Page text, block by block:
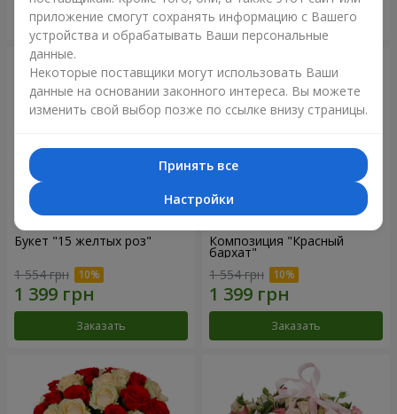
Заказать Заказать
Букет "15 желтых роз"
1 554 грн
Заказать
Композиция "Красный
бархат"
1 554 грн
Заказать
приложение смогут сохранять информацию с Вашего
устройства и обрабатывать Ваши персональные
данные.
Некоторые поставщики могут использовать Ваши
данные на основании законного интереса. Вы можете
изменить свой выбор позже по ссылке внизу страницы.
Принять все
Настройки